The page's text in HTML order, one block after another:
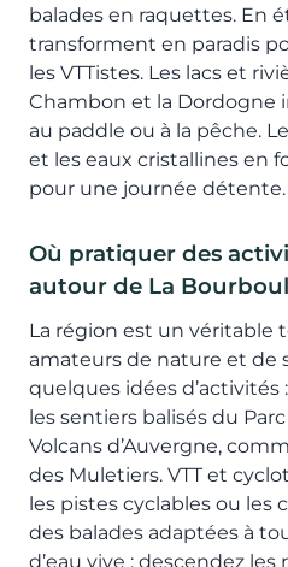
balades en raquettes. En
transforment en paradis
les VTTistes. Les lacs et
Chambon et la Dordogne
au paddle ou à la pêche.
et les eaux cristallines en
pour une journée détente.
Où pratiquer des
autour de La
La région est un véritable
amateurs de nature et de
quelques idées d’activités
les sentiers balisés du
Volcans d’Auvergne,
des Muletiers. VTT et
les pistes cyclables ou les
des balades adaptées à
d’eau vive : descendez